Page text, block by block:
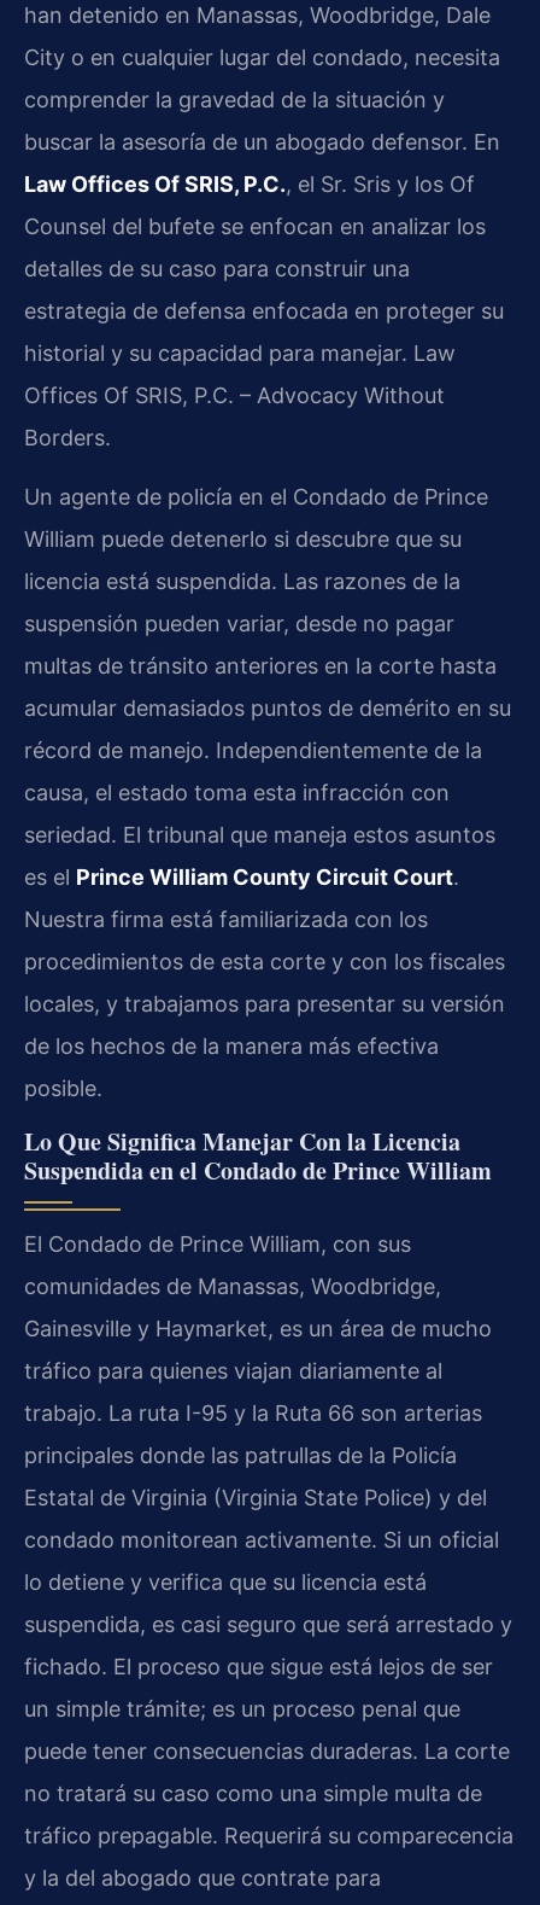
han detenido en Manassas, Woodbridge, Dale
City o en cualquier lugar del condado, necesita
comprender la gravedad de la situación y
buscar la asesoría de un abogado defensor. En
Law Offices Of SRIS, P.C., el Sr. Sris y los Of
Counsel del bufete se enfocan en analizar los
detalles de su caso para construir una
estrategia de defensa enfocada en proteger su
historial y su capacidad para manejar. Law
Offices Of SRIS, P.C. – Advocacy Without
Borders.
Un agente de policía en el Condado de Prince
William puede detenerlo si descubre que su
licencia está suspendida. Las razones de la
suspensión pueden variar, desde no pagar
multas de tránsito anteriores en la corte hasta
acumular demasiados puntos de demérito en su
récord de manejo. Independientemente de la
causa, el estado toma esta infracción con
seriedad. El tribunal que maneja estos asuntos
es el Prince William County Circuit Court.
Nuestra firma está familiarizada con los
procedimientos de esta corte y con los fiscales
locales, y trabajamos para presentar su versión
de los hechos de la manera más efectiva
posible.
Lo Que Significa Manejar Con la Licencia
Suspendida en el Condado de Prince William
El Condado de Prince William, con sus
comunidades de Manassas, Woodbridge,
Gainesville y Haymarket, es un área de mucho
tráfico para quienes viajan diariamente al
trabajo. La ruta I-95 y la Ruta 66 son arterias
principales donde las patrullas de la Policía
Estatal de Virginia (Virginia State Police) y del
condado monitorean activamente. Si un oficial
lo detiene y verifica que su licencia está
suspendida, es casi seguro que será arrestado y
fichado. El proceso que sigue está lejos de ser
un simple trámite; es un proceso penal que
puede tener consecuencias duraderas. La corte
no tratará su caso como una simple multa de
tráfico prepagable. Requerirá su comparecencia
y la del abogado que contrate para